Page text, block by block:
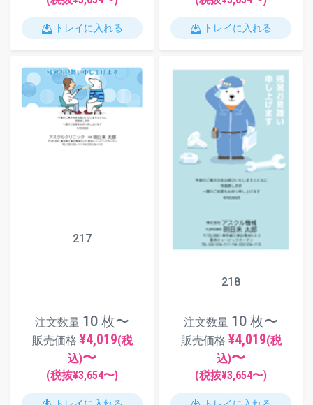
トレイに入れる トレイに入れる
217
注文数量 10 枚〜
販売価格 ¥4,019(税
込)〜
(税抜¥3,654〜)
218
注文数量 10 枚〜
販売価格 ¥4,019(税
込)〜
(税抜¥3,654〜)